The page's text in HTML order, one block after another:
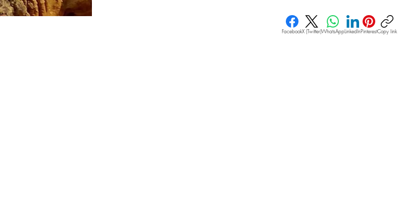
FacebookX (Twitter)WhatsAppLinkedInPinterestCopy link